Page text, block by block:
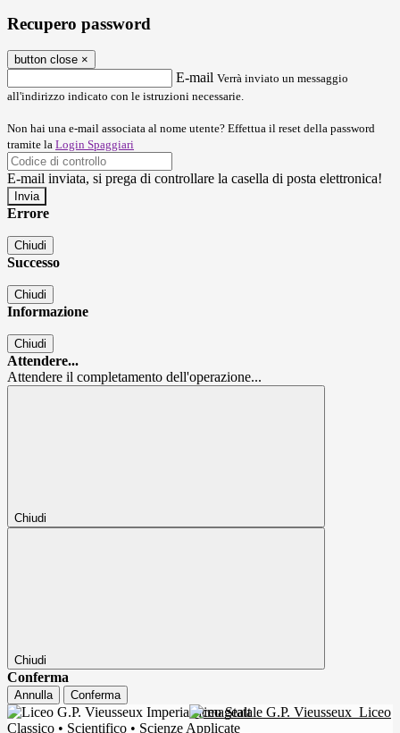
Recupero password
button close ×
E-mail Verrà inviato un messaggio
all'indirizzo indicato con le istruzioni necessarie.
Non hai una e-mail associata al nome utente? Effettua il reset della password
tramite la Login Spaggiari
E-mail inviata, si prega di controllare la casella di posta elettronica!
Errore
Chiudi
Successo
Chiudi
Informazione
Chiudi
Attendere...
Attendere il completamento dell'operazione...
Chiudi
Chiudi
Conferma
Annulla Conferma
Liceo Statale G.P. Vieusseux Liceo
Classico • Scientifico • Scienze Applicate